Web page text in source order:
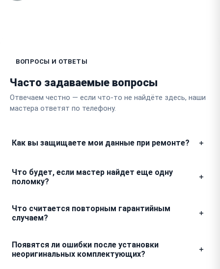
ВОПРОСЫ И ОТВЕТЫ
Часто задаваемые вопросы
Отвечаем честно — если что-то не найдёте здесь, наши
мастера ответят по телефону.
Как вы защищаете мои данные при ремонте?
мы не проводим манипуляции с жестким диском без
вашего ведома. При необходимости проведения
пользователя, не затрагивая личные папки, а после
завершения работ всегда просим вас лично
Что будет, если мастер найдет еще одну
поломку?
согласия. Если в процессе разборки аймака
обнаружится скрытый дефект, инженер
видео проблемы и озвучит стоимость, после чего
вы сами решите, нужно ли это чинить сейчас.
Что считается повторным гарантийным
случаем?
реагировать на кабель или штекер болтается, это
стопроцентно наша ответственность. В таком
Появятся ли ошибки после установки
неоригинальных комплектующих?